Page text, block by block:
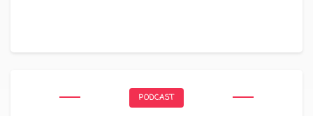
PODCAST